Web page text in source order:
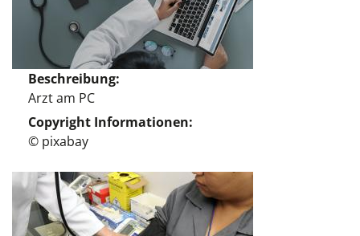
Beschreibung
Arzt am PC
Copyright Informationen
© pixabay